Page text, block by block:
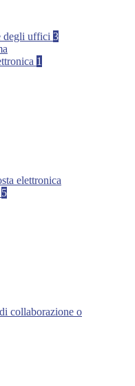
degli uffici 3
1
elettronica
5
collaborazione o